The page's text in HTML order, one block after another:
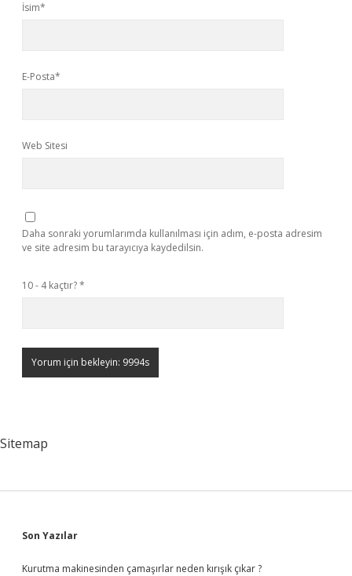
İsim*
E-Posta*
Web Sitesi
Daha sonraki yorumlarımda kullanılması için adım, e-posta adresim
ve site adresim bu tarayıcıya kaydedilsin.
10 - 4 kaçtır?*
Sitemap
Sidebar
Son Yazılar
Kurutma makinesinden çamaşırlar neden kırışık çıkar ?